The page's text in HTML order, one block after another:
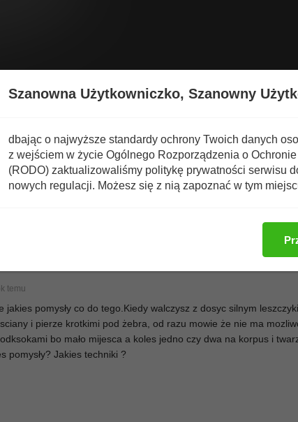
Wyświetl nową zawartość
temu
jakies pomysły co do tego.Kiedy walczysz z dosyc silnym
i pierze krotkimi pod żebra, od razu mowie że nie ma
bo mało mijesca a koles jedno czy dwa na korpus i
pomysły? Jakies techniki ?
Szanowna Użytkowniczko, Szanowny
dbając o najwyższe standardy ochrony Twoich danych
z wejściem w życie Ogólnego Rozporządzenia o
(RODO) zaktualizowaliśmy politykę prywatności serwisu
nowych regulacji. Możesz się z nią zapoznać w tym